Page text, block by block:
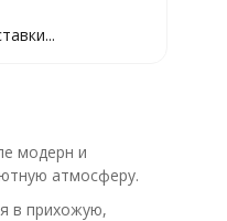
модерн и
атмосферу.
в прихожую,